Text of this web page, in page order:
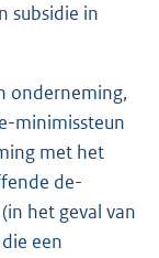
subsidie in
onderneming,
minimissteun
met het
de-
het geval van
een